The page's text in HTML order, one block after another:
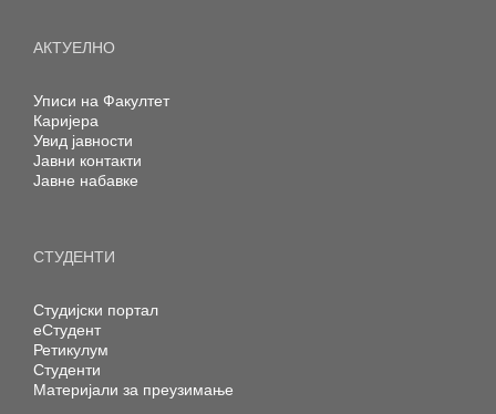
АКТУЕЛНО
Уписи на Факултет
Каријера
Увид јавности
Јавни контакти
Јавне набавке
СТУДЕНТИ
Студијски портал
еСтудент
Ретикулум
Студенти
Материјали за преузимање